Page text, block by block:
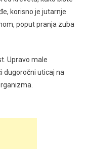
korisno je jutarnje
poput pranja zuba
Upravo male
dugoročni uticaj na